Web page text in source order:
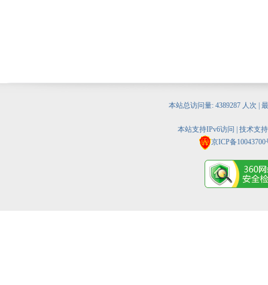
本站总访问量: 4389287人次 |
本站支持IPv6访问 | 技术支
京ICP备10043700